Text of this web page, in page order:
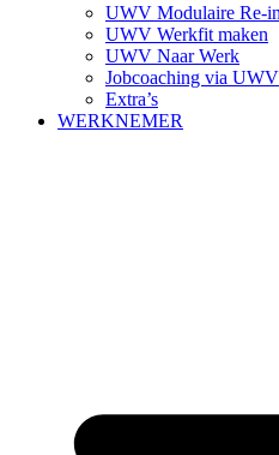
UWV Modulaire Re-
UWV Werkfit maken
UWV Naar Werk
Jobcoaching via UWV
Extra’s
WERKNEMER